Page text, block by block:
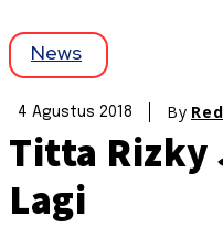
News
4 Agustus 2018 By
Titta Rizky
Lagi